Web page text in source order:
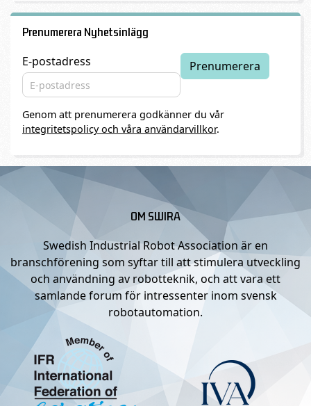
Prenumerera Nyhetsinlägg
E-postadress
Genom att prenumerera godkänner du vår
integritetspolicy och våra användarvillkor.
OM SWIRA
Swedish Industrial Robot Association är en
branschförening som syftar till att stimulera utveckling
och användning av robotteknik, och att vara ett
samlande forum för intressenter inom svensk
robotautomation.